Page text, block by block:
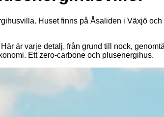
Huset finns på Åsaliden i Växjö
är varje detalj, från grund till nock,
Ett zero-carbone och plusenergihus.